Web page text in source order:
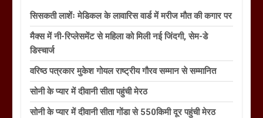
सिसकती लाशेंः मेडिकल के लावारिस वार्ड में मरीज मौत की कगार पर
मैक्स में नी-रिप्लेसमेंट से महिला को मिली नई जिंदगी, सेम-डे
डिस्चार्ज
वरिष्ठ पत्रकार मुकेश गोयल राष्ट्रीय गौरव सम्मान से सम्मानित
सोनी के प्यार में दीवानी सीता पहुंची मेरठ
सोनी के प्यार में दीवानी सीता गोंडा से 550किमी दूर पहुंची मेरठ